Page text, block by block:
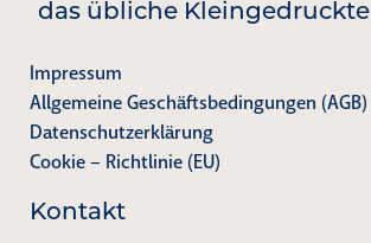
das übliche Kleingedruckte
Impressum
Allgemeine Geschäftsbedingungen (AGB)
Datenschutzerklärung
Cookie – Richtlinie (EU)
Kontakt